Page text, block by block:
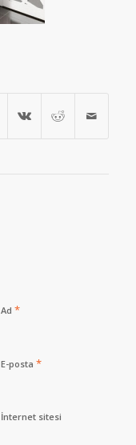
Ad *
E-posta *
İnternet sitesi